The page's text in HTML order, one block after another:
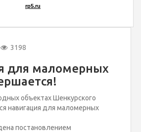
3198
для маломерных
объектах Шенкурского
навигация для маломерных
постановлением